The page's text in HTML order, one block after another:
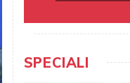
SPECIALI